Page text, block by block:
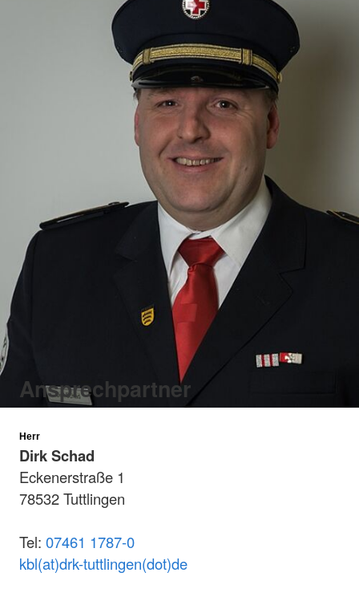
Ansprechpartner
Herr
Dirk Schad
Eckenerstraße 1
78532 Tuttlingen
Tel: 07461 1787-0
kbl(at)drk-tuttlingen(dot)de